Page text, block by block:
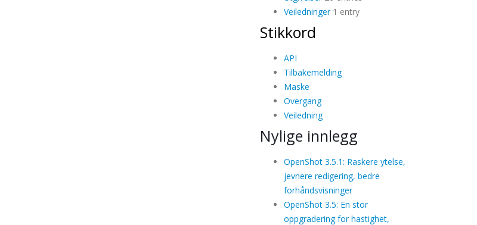
Veiledninger1 entry
Stikkord
API
Tilbakemelding
Maske
Overgang
Veiledning
Nylige innlegg
OpenShot 3.5.1: Raskere ytelse,
jevnere redigering, bedre
forhåndsvisninger
OpenShot 3.5: En stor
oppgradering for hastighet,